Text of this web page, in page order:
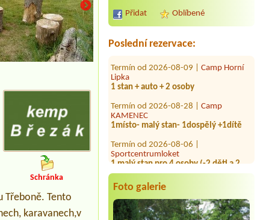
Přidat Oblíbené
Poslední rezervace:
Termín od 2026-07-30 |Camping
1 stan + auto + 2 osoby
Termín od 2026-08-28 |
1místo- malý stan- 1dospělý +1dítě
Termín od 2026-08-06 |
1 malý stan pro 4 osoby (-2 děti a 2
dospeli)
Termín od 2026-07-27 |
Landštejnem
Termín od 2026-08-16 |Kemp a
Foto galerie
Schránka
Třeboně. Tento
karavanech,v